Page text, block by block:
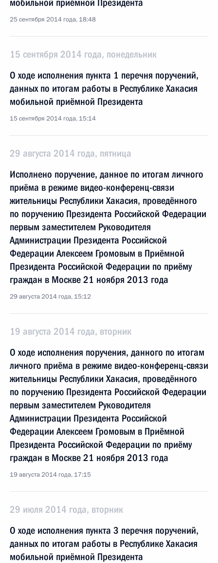
мобильной приёмной Президента
25 сентября 2014 года, 18:48
15 сентября 2014 года, понедельник
О ходе исполнения пункта 1 перечня поручений,
данных по итогам работы в Республике Хакасия
мобильной приёмной Президента
15 сентября 2014 года, 15:14
29 августа 2014 года, пятница
Исполнено поручение, данное по итогам личного
приёма в режиме видео-конференц-связи
жительницы Республики Хакасия, проведённого
по поручению Президента Российской Федерации
первым заместителем Руководителя
Администрации Президента Российской
Федерации Алексеем Громовым в Приёмной
Президента Российской Федерации по приёму
граждан в Москве 21 ноября 2013 года
29 августа 2014 года, 15:12
19 августа 2014 года, вторник
О ходе исполнения поручения, данного по итогам
личного приёма в режиме видео-конференц-связи
жительницы Республики Хакасия, проведённого
по поручению Президента Российской Федерации
первым заместителем Руководителя
Администрации Президента Российской
Федерации Алексеем Громовым в Приёмной
Президента Российской Федерации по приёму
граждан в Москве 21 ноября 2013 года
19 августа 2014 года, 17:15
29 июля 2014 года, вторник
О ходе исполнения пункта 3 перечня поручений,
данных по итогам работы в Республике Хакасия
мобильной приёмной Президента